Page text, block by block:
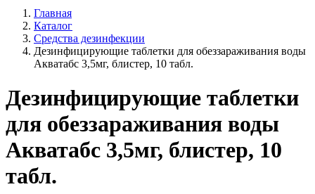
Главная
Каталог
Средства дезинфекции
Дезинфицирующие таблетки для обеззараживания воды
Акватабс 3,5мг, блистер, 10 табл.
Дезинфицирующие таблетки
для обеззараживания воды
Акватабс 3,5мг, блистер, 10
табл.